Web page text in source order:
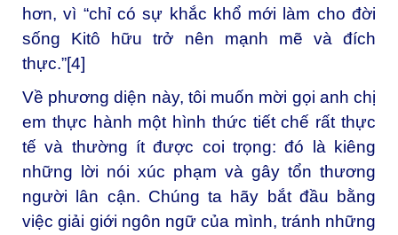
hơn, vì “chỉ có sự khắc khổ mới làm cho đời
sống Kitô hữu trở nên mạnh mẽ và đích
thực.”[4]
Về phương diện này, tôi muốn mời gọi anh chị
em thực hành một hình thức tiết chế rất thực
tế và thường ít được coi trọng: đó là kiêng
những lời nói xúc phạm và gây tổn thương
người lân cận. Chúng ta hãy bắt đầu bằng
việc giải giới ngôn ngữ của mình, tránh những